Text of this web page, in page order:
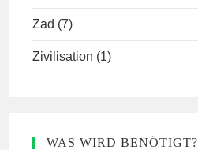
Zad (7)
Zivilisation (1)
WAS WIRD BENÖTIGT?